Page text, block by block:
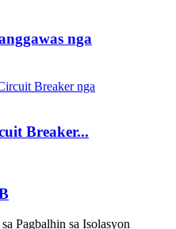
nga
Breaker...